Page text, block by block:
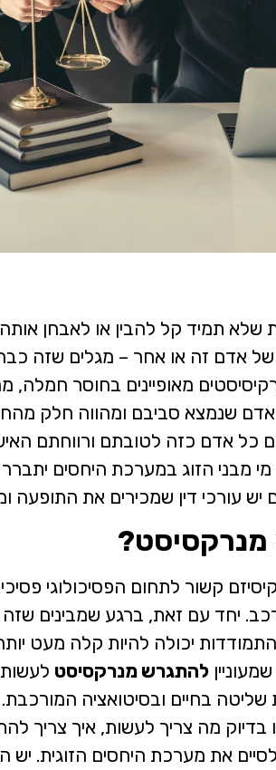
שלא תמיד קל להבין או לאבחן
אדם זה או אחר – מגלים שזה
מאופיינים בחוסר חמלה,
שנמצא סביבם ומהווה חלק
כל אדם כזה לטובתם ורווחתם
מבני הזוג במערכת היחסים יתברר
יש עורכי דין שמכירים את התופעה
מנרקסיסט?
קשור לתחום הפסיכולוגי
יחד עם זאת, ברגע שמבינים שזה
יכולה להיות קלה מעט יותר.
להתגרש מנרקסיסט
בחיים ובסיטואציה המורכבת.
בדיוק מה צריך לעשות, איך צריך
את מערכת היחסים הזוגית. יש